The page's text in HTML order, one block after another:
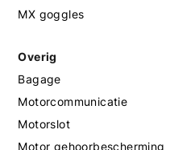
MX goggles
Overig
Bagage
Motorcommunicatie
Motorslot
Motor gehoorbescherming